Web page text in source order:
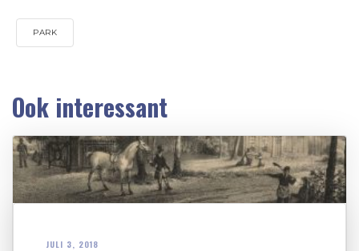
PARK
Ook interessant
JULI 3, 2018